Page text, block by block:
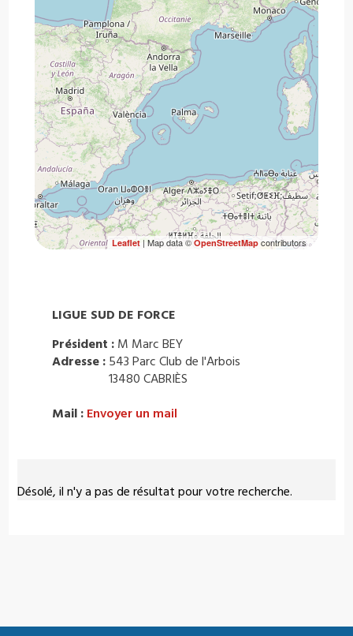
Désolé, il n'y a pas de résultat pour votre recherche.
Leaflet| Map data ©OpenStreetMapcontributors
LIGUE SUD DE FORCE
Président : M Marc BEY
Adresse : 543 Parc Club de l'Arbois
13480 CABRIÈS
Mail : Envoyer un mail